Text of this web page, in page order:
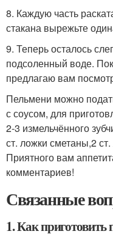
8. Каждую часть
стакана вырежьте
9. Теперь осталось
подсоленный воде.
предлагаю вам
Пельмени можно
с соусом, для
2-3 измельчённого
ст. ложки сметаны,2
Приятного вам
комментариев!
Связанные
1. Как приготовить